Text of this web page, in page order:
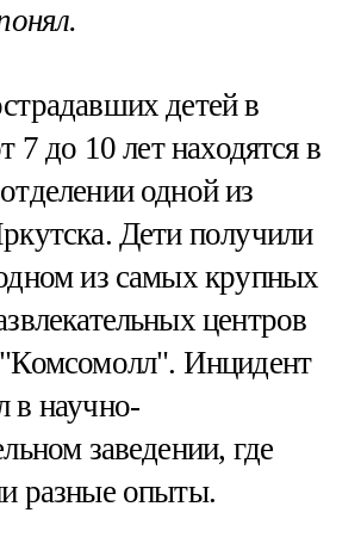
детей в
7 до 10 лет находятся в
одной из
Дети получили
из самых крупных
центров
Инцидент
в научно-
заведении, где
разные опыты.